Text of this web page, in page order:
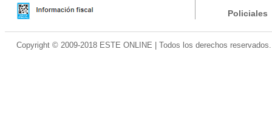
Policiales
Copyright © 2009-2018 ESTE ONLINE | Todos los derechos reservados.